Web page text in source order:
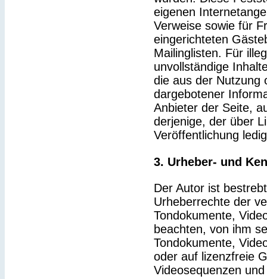
eigenen
Verweise sowie für
eingerichteten
Mailinglisten. Für
unvollständige
die aus der Nutzung
dargebotener
Anbieter der Seite,
derjenige, der über
Veröffentlichung
3. Urheber- und
Der Autor ist
Urheberrechte der
Tondokumente,
beachten, von ihm
Tondokumente,
oder auf lizenzfreie
Videosequenzen